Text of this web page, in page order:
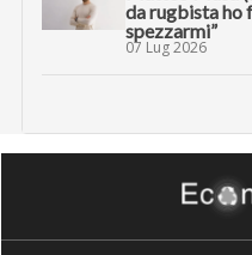
da rugbista ho
spezzarmi”
07 Lug 2026